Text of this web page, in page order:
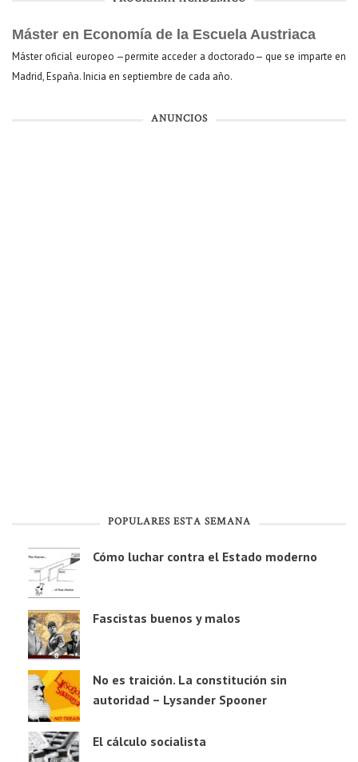
Máster en Economía de la Escuela Austriaca
Máster oficial europeo —permite acceder a doctorado— que se imparte en
Madrid, España. Inicia en septiembre de cada año.
ANUNCIOS
POPULARES ESTA SEMANA
Cómo luchar contra el Estado moderno
Fascistas buenos y malos
No es traición. La constitución sin
autoridad – Lysander Spooner
El cálculo socialista